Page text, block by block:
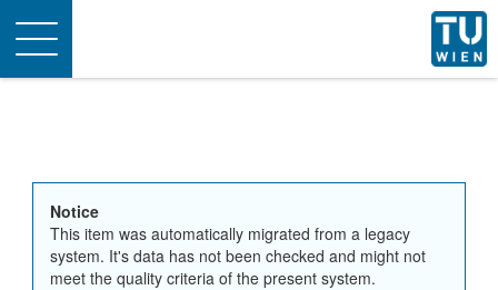
Toggle
navigation
Notice
This item was automatically migrated from a legacy
system. It's data has not been checked and might not
meet the quality criteria of the present system.